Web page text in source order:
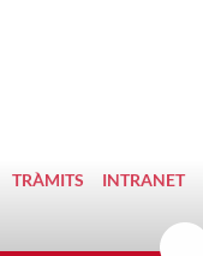
TRÀMITS INTRANET